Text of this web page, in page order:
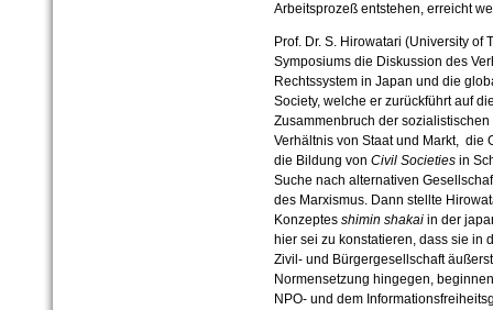
Arbeitsprozeß entstehen, erreicht
Prof. Dr. S. Hirowatari (University of
Symposiums die Diskussion des
Rechtssystem in Japan und die
Society, welche er zurückführt auf
Zusammenbruch der
Verhältnis von Staat und Markt, die
die Bildung von Civil Societiesin
Suche nach alternativen
des Marxismus. Dann stellte
Konzeptes shimin shakaiin der
hier sei zu konstatieren, dass sie in
Zivil- und Bürgergesellschaft
Normensetzung hingegen,
NPO- und dem